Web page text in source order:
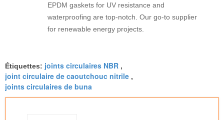
EPDM gaskets for UV resistance and
waterproofing are top-notch. Our go-to supplier
for renewable energy projects.
Étiquettes: joints circulaires NBR ,
joint circulaire de caoutchouc nitrile ,
joints circulaires de buna